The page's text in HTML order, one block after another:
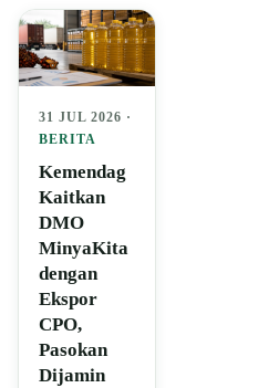
31 JUL 2026 ·
BERITA
Kemendag
Kaitkan
DMO
MinyaKita
dengan
Ekspor
CPO,
Pasokan
Dijamin